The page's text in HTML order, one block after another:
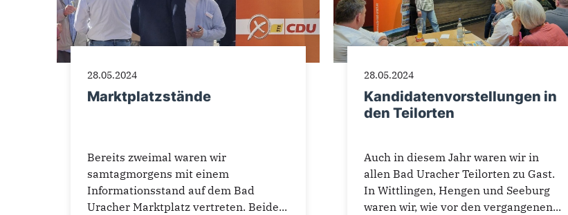
28.05.2024
Marktplatzstände
Bereits zweimal waren wir
samtagmorgens mit einem
Informationsstand auf dem Bad
Uracher Marktplatz vertreten. Beide...
28.05.2024
Kandidatenvorstellungen in
den Teilorten
Auch in diesem Jahr waren wir in
allen Bad Uracher Teilorten zu Gast.
In Wittlingen, Hengen und Seeburg
waren wir, wie vor den vergangenen...